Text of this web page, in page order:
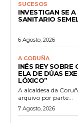
SUCESOS
INVESTIGAN SE
SANITARIO
6 Agosto, 2026
A CORUÑA
INÉS REY SOBRE
ELA DE DÚAS
LÓXICO”
A alcaldesa da
arquivo por parte...
7 Agosto, 2026